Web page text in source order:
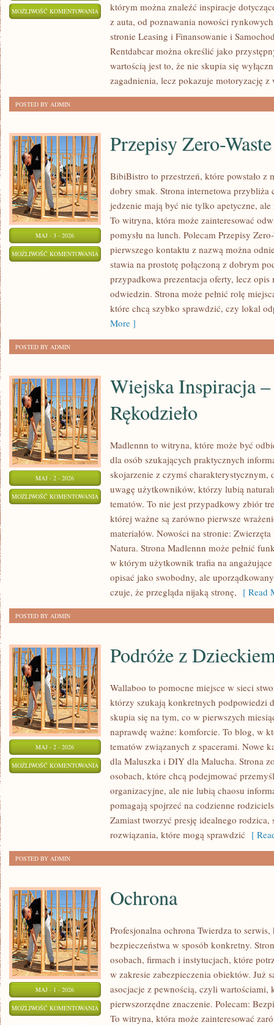
MOŻLIWOŚĆ KOMENTOWANIA TESTY
RECENZJE
którym można znaleźć inspiracje
z auta, od poznawania nowości
stronie Leasing i Finansowanie i
Rentdabcar można określić jako
wartością jest to, że nie skupia się
zagadnienia, lecz pokazuje motoryzację z
POSTED BY ADMIN
MAJ - 3 - 2026
MOŻLIWOŚĆ KOMENTOWANIA PRZEPISY
ZERO-
WASTE
Przepisy Zero-Waste
BibiBistro to przestrzeń, które powstało z
dobry smak. Strona internetowa
jedzenie mają być nie tylko apetyczne,
To witryna, która może zainteresować
pomysłu na lunch. Polecam Przepisy
pierwszego kontaktu z nazwą można
stawia na prostotę połączoną z dobrym
przypadkowa prezentacja oferty, lecz opis
odwiedzin. Strona może pełnić rolę
które chcą szybko sprawdzić, czy lokal
More ]
POSTED BY ADMIN
MAJ - 2 - 2026
MOŻLIWOŚĆ KOMENTOWANIA
Wiejska Inspiracja
Rękodzieło
Madlennn to witryna, które może być
dla osób szukających praktycznych
skojarzenie z czymś charakterystycznym,
uwagę użytkowników, którzy lubią
tematów. To nie jest przypadkowy zbiór
której ważne są zarówno pierwsze
materiałów. Nowości na stronie:
Natura. Strona Madlennn może pełnić
w którym użytkownik trafia na
opisać jako swobodny, ale
czuje, że przegląda nijaką stronę, [ Read
POSTED BY ADMIN
MAJ - 2 - 2026
MOŻLIWOŚĆ KOMENTOWANIA PODRÓŻE
DZIECKIEM
Podróże z
Wallaboo to pomocne miejsce w sieci
którzy szukają konkretnych podpowiedzi
skupia się na tym, co w pierwszych
naprawdę ważne: komforcie. To blog, w
tematów związanych z spacerami. Nowe
dla Maluszka i DIY dla Malucha. Strona
osobach, które chcą podejmować
organizacyjne, ale nie lubią chaosu
pomagają spojrzeć na codzienne
Zamiast tworzyć presję idealnego rodzica,
rozwiązania, które mogą sprawdzić [
POSTED BY ADMIN
MAJ - 1 - 2026
MOŻLIWOŚĆ KOMENTOWANIA OCHRONA
Ochrona
Profesjonalna ochrona Twierdza to
bezpieczeństwa w sposób konkretny.
osobach, firmach i instytucjach, które
w zakresie zabezpieczenia obiektów. Już
asocjacje z pewnością, czyli
pierwszorzędne znaczenie. Polecam:
To witryna, która może zainteresować